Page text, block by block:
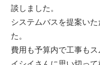
談しました。
システムバスを提案い
た。
費用も予算内で工事もス